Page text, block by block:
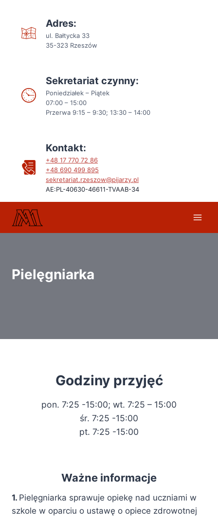
Adres:
ul. Bałtycka 33
35-323 Rzeszów
Sekretariat czynny:
Poniedziałek – Piątek
07:00 – 15:00
Przerwa 9:15 – 9:30; 13:30 – 14:00
Kontakt:
+48 17 770 72 86
+48 690 499 895
sekretariat.rzeszow@pijarzy.pl
AE:PL-40630-46611-TVAAB-34
Pielęgniarka
Godziny przyjęć
pon. 7:25 -15:00; wt. 7:25 – 15:00
śr. 7:25 -15:00
pt. 7:25 -15:00
Ważne informacje
1. Pielęgniarka sprawuje opiekę nad uczniami w
szkole w oparciu o ustawę o opiece zdrowotnej